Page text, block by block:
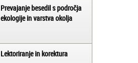
Prevajanje besedil s področja
ekologije in varstva okolja
Lektoriranje in korektura